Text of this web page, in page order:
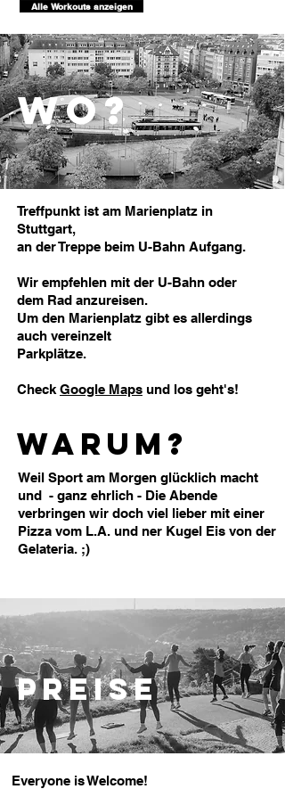
Alle Workouts anzeigen
WO?
Treffpunkt ist am Marienplatz in
Stuttgart,
an der Treppe beim U-Bahn Aufgang.
Wir empfehlen mit der U-Bahn oder
dem Rad anzureisen.
Um den Marienplatz gibt es allerdings
auch vereinzelt
Parkplätze.
Check Google Maps und los geht's!
WARUM?
Weil Sport am Morgen glücklich macht
und - ganz ehrlich - Die Abende
verbringen wir doch viel lieber mit einer
Pizza vom L.A. und ner Kugel Eis von der
Gelateria. ;)
PREISE
Everyone is Welcome!